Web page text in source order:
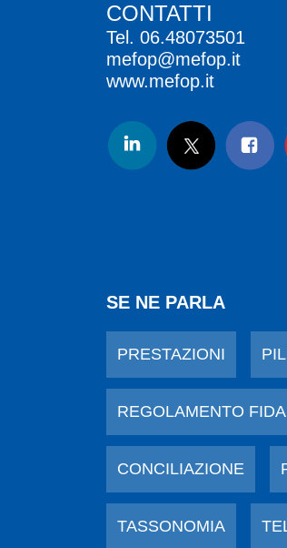
CONTATTI
Tel. 06.48073501
mefop@mefop.it
www.mefop.it
SE NE PARLA
PRESTAZIONI
REGOLAMENTO FIDA
CONCILIAZIONE
TASSONOMIA